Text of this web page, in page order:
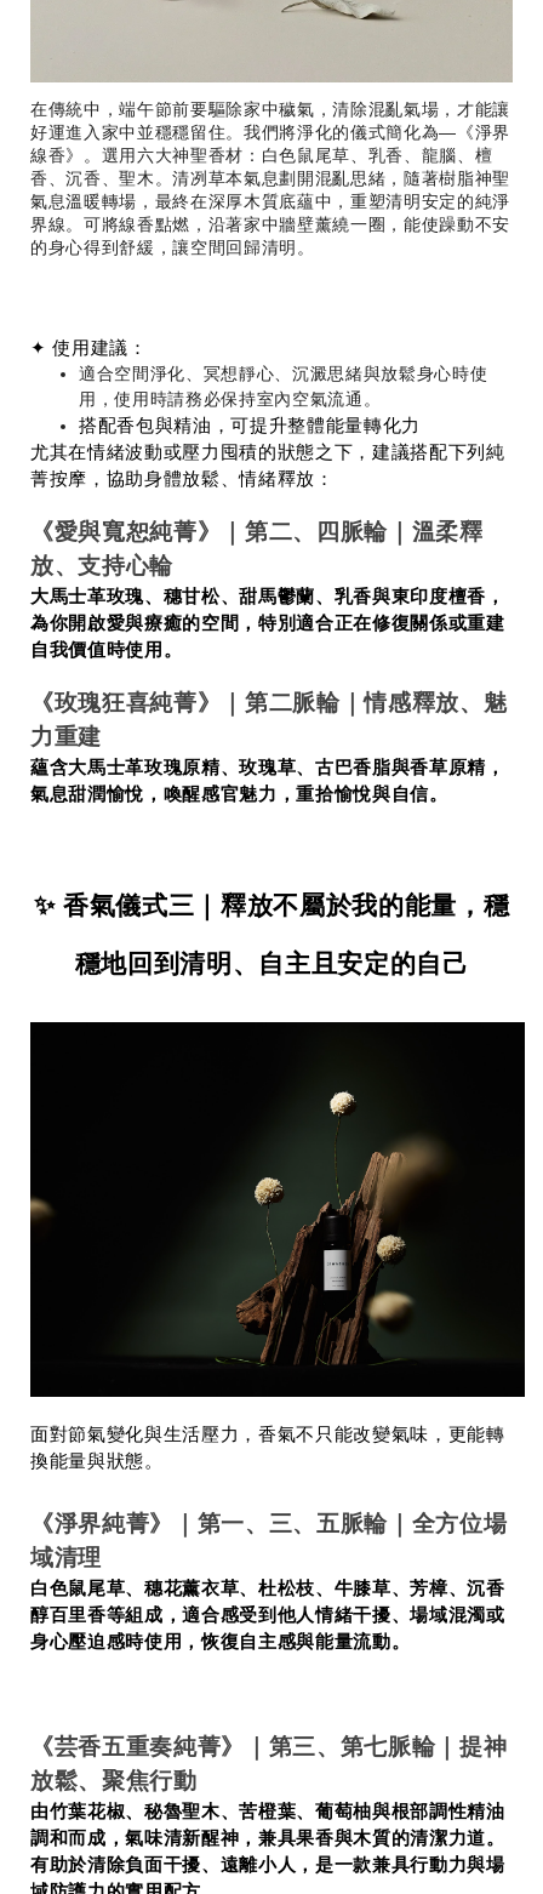
在傳統中，端午節前要驅除家中穢氣，清除混亂氣場，才能讓
好運進入家中並穩穩留住。我們將淨化的儀式簡化為—《淨界
線香》。選用六大神聖香材：白色鼠尾草、乳香、龍腦、檀
香、沉香、聖木。清冽草本氣息劃開混亂思緒，隨著樹脂神聖
氣息溫暖轉場，最終在深厚木質底蘊中，重塑清明安定的純淨
界線。可將線香點燃，沿著家中牆壁薰繞一圈，能使躁動不安
的身心得到舒緩，讓空間回歸清明。
✦ 使用建議：
適合空間淨化、冥想靜心、沉澱思緒與放鬆身心時使
用，使用時請務必保持室內空氣流通。
搭配香包與精油，可提升整體能量轉化力
尤其在情緒波動或壓力囤積的狀態之下，建議搭配下列純
菁按摩，協助身體放鬆、情緒釋放：
《愛與寬恕純菁》｜第二、四脈輪｜溫柔釋
放、支持心輪
大馬士革玫瑰、穗甘松、甜馬鬱蘭、乳香與東印度檀香，
為你開啟愛與療癒的空間，特別適合正在修復關係或重建
自我價值時使用。
《玫瑰狂喜純菁》｜第二脈輪｜情感釋放、魅
力重建
蘊含大馬士革玫瑰原精、玫瑰草、古巴香脂與香草原精，
氣息甜潤愉悅，喚醒感官魅力，重拾愉悅與自信。
✨ 香氣儀式三｜釋放不屬於我的能量，穩
穩地回到清明、自主且安定的自己
面對節氣變化與生活壓力，香氣不只能改變氣味，更能轉
換能量與狀態。
《淨界純菁》｜第一、三、五脈輪｜全方位場
域清理
白色鼠尾草、穗花薰衣草、杜松枝、牛膝草、芳樟、沉香
醇百里香等組成，適合感受到他人情緒干擾、場域混濁或
身心壓迫感時使用，恢復自主感與能量流動。
《芸香五重奏純菁》｜第三、第七脈輪｜提神
放鬆、聚焦行動
由竹葉花椒、秘魯聖木、苦橙葉、葡萄柚與根部調性精油
調和而成，氣味清新醒神，兼具果香與木質的清潔力道。
有助於清除負面干擾、遠離小人，是一款兼具行動力與場